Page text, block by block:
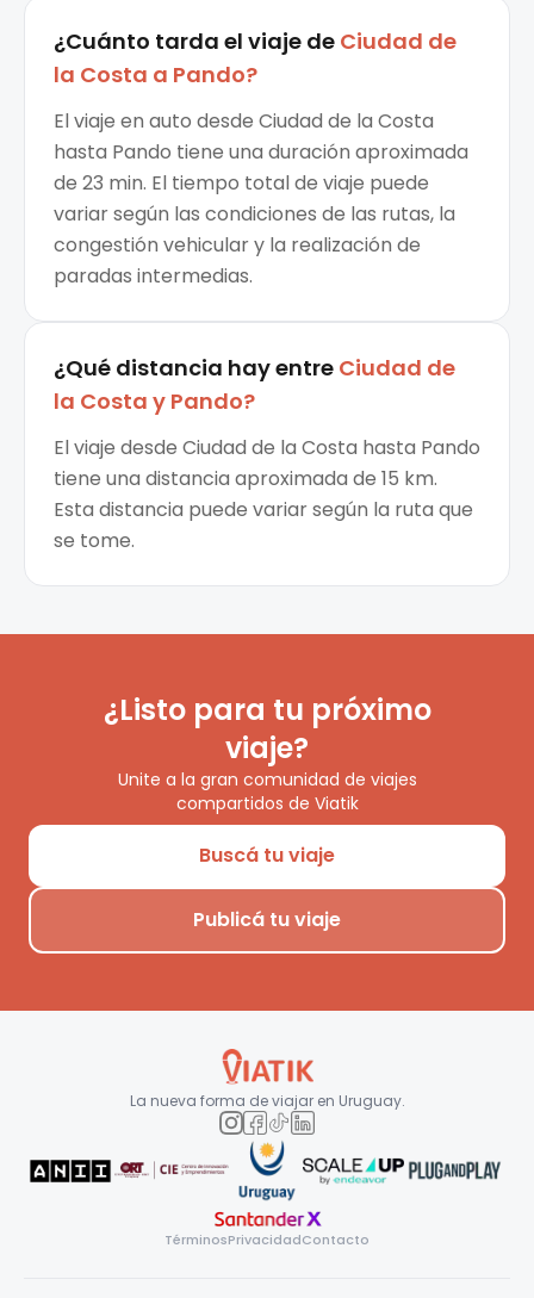
¿Cuánto tarda el viaje de Ciudad de
la Costa a Pando?
El viaje en auto desde Ciudad de la Costa
hasta Pando tiene una duración aproximada
de 23 min. El tiempo total de viaje puede
variar según las condiciones de las rutas, la
congestión vehicular y la realización de
paradas intermedias.
¿Qué distancia hay entre Ciudad de
la Costa y Pando?
El viaje desde Ciudad de la Costa hasta Pando
tiene una distancia aproximada de 15 km.
Esta distancia puede variar según la ruta que
se tome.
¿Listo para tu próximo
viaje?
Unite a la gran comunidad de viajes
compartidos de Viatik
Buscá tu viaje
Publicá tu viaje
La nueva forma de viajar en Uruguay.
TérminosPrivacidadContacto